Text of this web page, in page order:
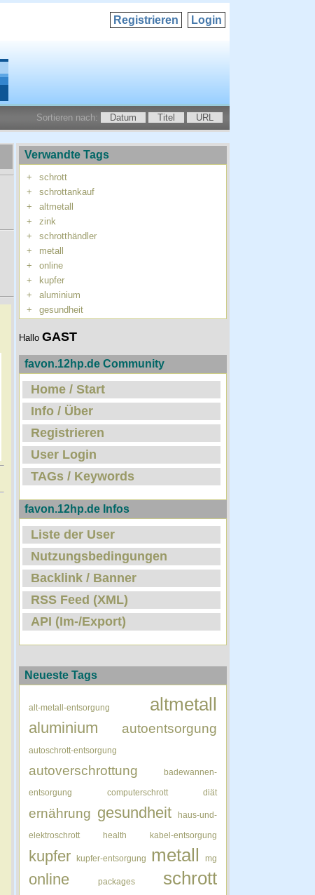
Login
Registrieren
Sortieren nach: Datum Titel URL
Verwandte Tags
+
schrott
+
schrottankauf
+
altmetall
+
zink
+
schrotthändler
+
metall
+
online
+
kupfer
+
aluminium
+
gesundheit
Hallo GAST
favon.12hp.de Community
Home / Start
Info / Über
Registrieren
User Login
TAGs / Keywords
favon.12hp.de Infos
Liste der User
Nutzungsbedingungen
Backlink / Banner
RSS Feed (XML)
API (Im-/Export)
Neueste Tags
alt-metall-entsorgung altmetall
aluminium autoentsorgung
autoschrott-entsorgung
autoverschrottung badewannen-
entsorgung computerschrott diät
ernährung gesundheit haus-und-
elektroschrott health kabel-entsorgung
kupfer kupfer-entsorgung metall mg
online packages schrott